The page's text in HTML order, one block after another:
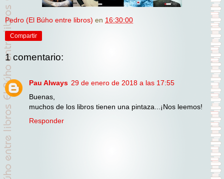
Pedro (El Búho entre libros) en 16:30:00
Compartir
1 comentario:
Pau Always 29 de enero de 2018 a las 17:55
Buenas,
muchos de los libros tienen una pintaza...¡Nos leemos!
Responder